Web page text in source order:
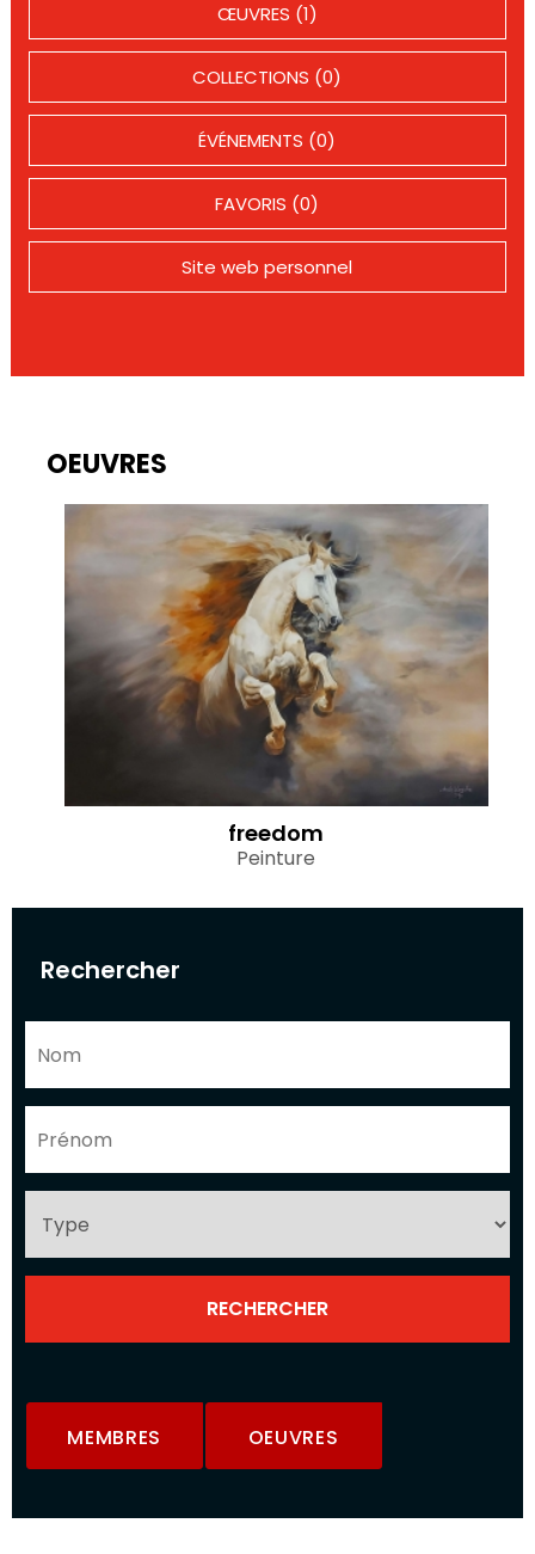
Rechercher
MEMBRES OEUVRES
ŒUVRES (1)
COLLECTIONS (0)
ÉVÉNEMENTS (0)
FAVORIS (0)
Site web personnel
OEUVRES
freedom
Peinture